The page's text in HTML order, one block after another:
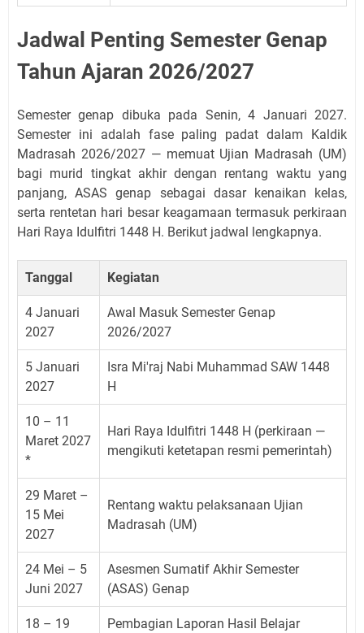
Jadwal Penting Semester Genap
Tahun Ajaran 2026/2027
Semester genap dibuka pada Senin, 4 Januari 2027.
Semester ini adalah fase paling padat dalam Kaldik
Madrasah 2026/2027 — memuat Ujian Madrasah (UM)
bagi murid tingkat akhir dengan rentang waktu yang
panjang, ASAS genap sebagai dasar kenaikan kelas,
serta rentetan hari besar keagamaan termasuk perkiraan
Hari Raya Idulfitri 1448 H. Berikut jadwal lengkapnya.
Tanggal Kegiatan
4 Januari
2027
Awal Masuk Semester Genap
2026/2027
5 Januari
2027
Isra Mi'raj Nabi Muhammad SAW 1448
H
10 – 11
Maret 2027
*
Hari Raya Idulfitri 1448 H (perkiraan —
mengikuti ketetapan resmi pemerintah)
29 Maret –
15 Mei
2027
Rentang waktu pelaksanaan Ujian
Madrasah (UM)
24 Mei – 5
Juni 2027
Asesmen Sumatif Akhir Semester
(ASAS) Genap
18 – 19 Pembagian Laporan Hasil Belajar